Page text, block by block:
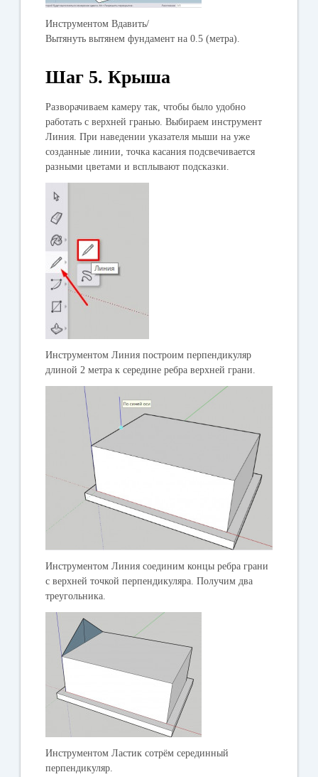
ИнструментомВдавить/
Вытянуть вытянем фундамент на 0.5 (метра).
Шаг 5. Крыша
Разворачиваем камеру так, чтобы было удобно
работать с верхней гранью. Выбираем инструмент
Линия. При наведении указателя мыши на уже
созданные линии, точка касания подсвечивается
разными цветами и всплывают подсказки.
Инструментом Линия построим перпендикуляр
длиной 2 метра к середине ребра верхней грани.
Инструментом Линия соединим концы ребра грани
с верхней точкой перпендикуляра. Получим два
треугольника.
ИнструментомЛастик сотрём серединный
перпендикуляр.